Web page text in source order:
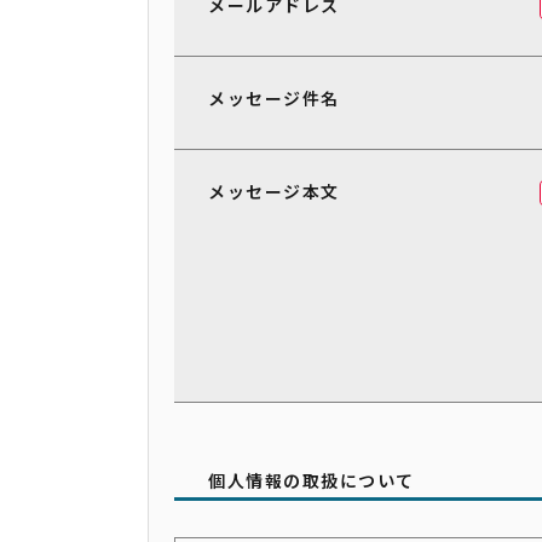
メッセージ件名
メッセージ本文
個人情報の取扱について